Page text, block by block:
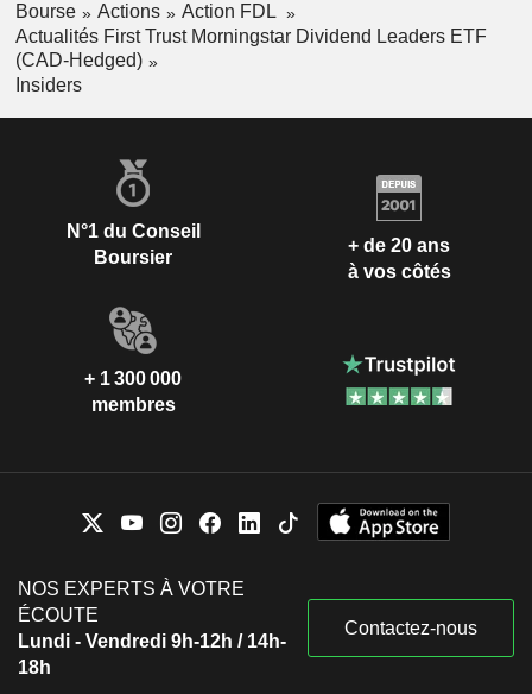
Bourse Actions
Action FDL
Actualités First Trust Morningstar Dividend Leaders ETF
(CAD-Hedged)
Insiders
N°1 du Conseil
Boursier
+ de 20 ans
à vos côtés
+ 1 300 000
membres
NOS EXPERTS À VOTRE
ÉCOUTE
Lundi - Vendredi 9h-12h / 14h-
18h
Contactez-nous